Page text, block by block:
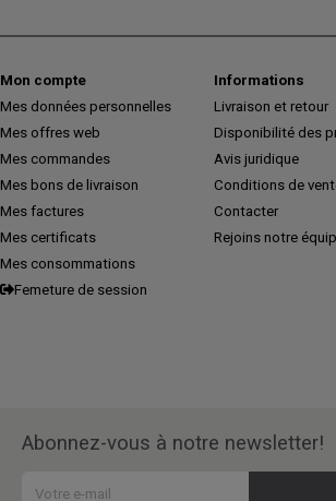
Mon compte
Mes données personnelles
Mes offres web
Mes commandes
Mes bons de livraison
Mes factures
Mes certificats
Mes consommations
Femeture de session
Informations
Livraison et retour
Disponibilité des
Avis juridique
Conditions de
Contacter
Rejoins notre
Abonnez-vous à notre newsletter!